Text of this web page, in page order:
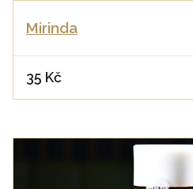
Mirinda
35 Kč